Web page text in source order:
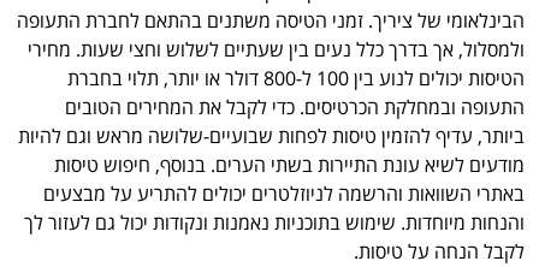
הבינלאומי של ציריך. זמני הטיסה משתנים בהתאם לחברת התעופה
ולמסלול, אך בדרך כלל נעים בין שעתיים לשלוש וחצי שעות. מחירי
הטיסות יכולים לנוע בין 100 ל-800 דולר או יותר, תלוי בחברת
התעופה ובמחלקת הכרטיסים. כדי לקבל את המחירים הטובים
ביותר, עדיף להזמין טיסות לפחות שבועיים-שלושה מראש וגם להיות
מודעים לשיא עונת התיירות בשתי הערים. בנוסף, חיפוש טיסות
באתרי השוואות והרשמה לניוזלטרים יכולים להתריע על מבצעים
והנחות מיוחדות. שימוש בתוכניות נאמנות ונקודות יכול גם לעזור לך
לקבל הנחה על טיסות.